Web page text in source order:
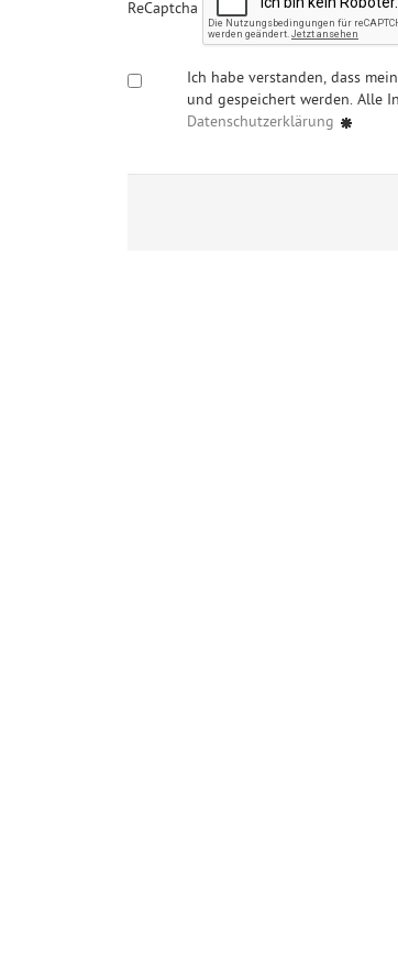
ReCaptcha
Ich habe verstanden, dass
und gespeichert werden. Alle
Datenschutzerklärung